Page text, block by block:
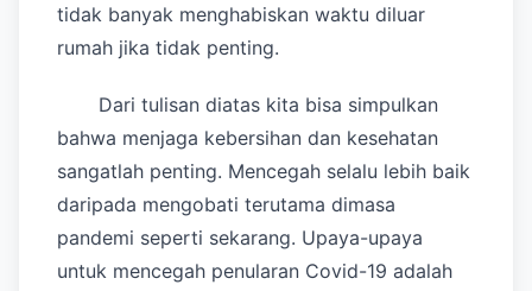
tidak banyak menghabiskan waktu diluar
rumah jika tidak penting.
Dari tulisan diatas kita bisa simpulkan
bahwa menjaga kebersihan dan kesehatan
sangatlah penting. Mencegah selalu lebih baik
daripada mengobati terutama dimasa
pandemi seperti sekarang. Upaya-upaya
untuk mencegah penularan Covid-19 adalah